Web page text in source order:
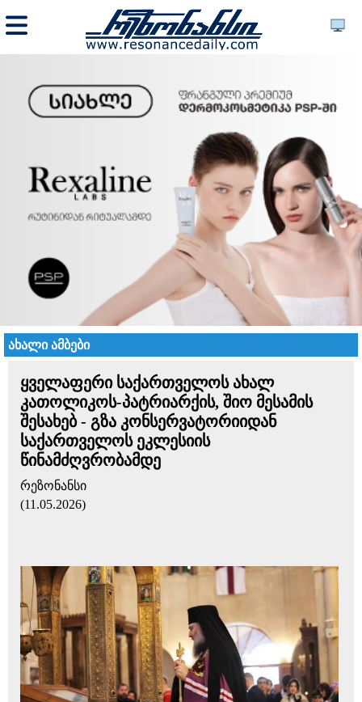
ახალი ამბები
ყველაფერი საქართველოს ახალ
კათოლიკოს-პატრიარქის, შიო მესამის
შესახებ - გზა კონსერვატორიიდან
საქართველოს ეკლესიის
წინამძღვრობამდე
რეზონანსი
(11.05.2026)